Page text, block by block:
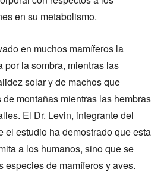
en su metabolismo.
en muchos mamíferos la
por la sombra, mientras las
solar y de machos que
montañas mientras las hembras
El Dr. Levin, integrante del
el estudio ha demostrado que esta
a los humanos, sino que se
especies de mamíferos y aves.